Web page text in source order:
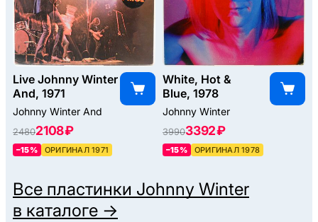
Live Johnny Winter
And, 1971
Johnny Winter And
24802108 ₽
–15% ОРИГИНАЛ 1971
White, Hot &
Blue, 1978
Johnny Winter
39903392 ₽
–15% ОРИГИНАЛ 1978
Все пластинки Johnny Winter
в каталоге →